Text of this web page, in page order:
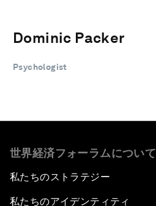
Dominic Packer
Psychologist
世界経済フォーラムについて
私たちのストラテジー
私たちのアイデンティティ